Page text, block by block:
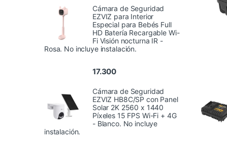
Cámara de Seguridad
EZVIZ para Interior
Especial para Bebés Full
HD Batería Recargable Wi-
Fi Visión nocturna IR -
Rosa. No incluye instalación.
17.300
Cámara de Seguridad
EZVIZ HB8C/SP con Panel
Solar 2K 2560 x 1440
Píxeles 15 FPS Wi-Fi + 4G
- Blanco. No incluye
instalación.